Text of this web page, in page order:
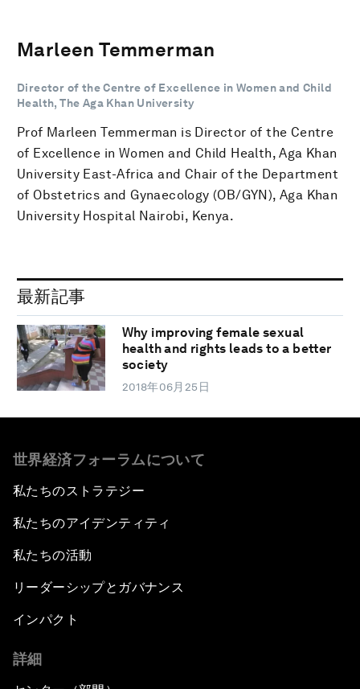
Marleen Temmerman
Director of the Centre of Excellence in Women and Child
Health, The Aga Khan University
Prof Marleen Temmerman is Director of the Centre
of Excellence in Women and Child Health, Aga Khan
University East-Africa and Chair of the Department
of Obstetrics and Gynaecology (OB/GYN), Aga Khan
University Hospital Nairobi, Kenya.
最新記事
Why improving female sexual
health and rights leads to a better
society
2018年06月25日
世界経済フォーラムについて
私たちのストラテジー
私たちのアイデンティティ
私たちの活動
リーダーシップとガバナンス
インパクト
詳細